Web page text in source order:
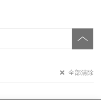
全部清除